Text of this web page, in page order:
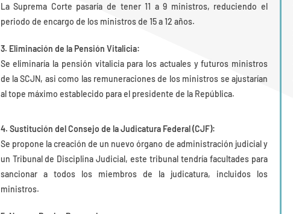
La Suprema Corte pasaría de tener 11 a 9 ministros, reduciendo el
periodo de encargo de los ministros de 15 a 12 años.
3. Eliminación de la Pensión Vitalicia:
Se eliminaría la pensión vitalicia para los actuales y futuros ministros
de la SCJN, asi como las remuneraciones de los ministros se ajustarían
al tope máximo establecido para el presidente de la República.
4. Sustitución del Consejo de la Judicatura Federal (CJF):
Se propone la creación de un nuevo órgano de administración judicial y
un Tribunal de Disciplina Judicial, este tribunal tendría facultades para
sancionar a todos los miembros de la judicatura, incluidos los
ministros.